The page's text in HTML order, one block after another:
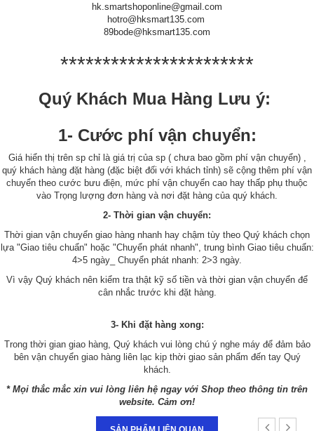
hk.smartshoponline@gmail.com
hotro@hksmart135.com
89bode@hksmart135.com
***********************
Quý Khách Mua Hàng Lưu ý:
1- Cước phí vận chuyển:
Giá hiển thị trên sp chỉ là giá trị của sp ( chưa bao gồm phí vận chuyển) ,
quý khách hàng đặt hàng (đặc biệt đối với khách tỉnh) sẽ cộng thêm phí vận
chuyển theo cước bưu điện, mức phí vận chuyển cao hay thấp phụ thuộc
vào Trọng lượng đơn hàng và nơi đặt hàng của quý khách.
2- Thời gian vận chuyển:
Thời gian vận chuyển giao hàng nhanh hay chậm tùy theo Quý khách chọn
lựa "Giao tiêu chuẩn" hoặc "Chuyển phát nhanh", trung bình Giao tiêu chuẩn:
4>5 ngày_ Chuyển phát nhanh: 2>3 ngày.
Vì vậy Quý khách nên kiểm tra thật kỹ số tiền và thời gian vận chuyển để
cân nhắc trước khi đặt hàng.
3- Khi đặt hàng xong:
Trong thời gian giao hàng, Quý khách vui lòng chú ý nghe máy để đảm bảo
bên vận chuyển giao hàng liên lạc kịp thời giao sản phẩm đến tay Quý
khách.
* Mọi thắc mắc xin vui lòng liên hệ ngay với Shop theo thông tin trên
website. Cảm ơn!